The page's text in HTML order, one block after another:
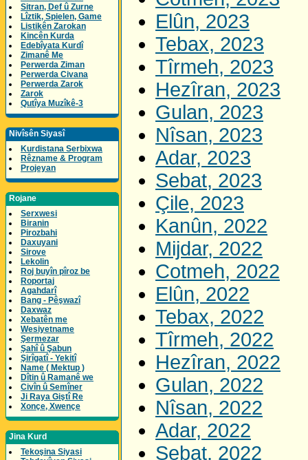
Sitran, Def û Zurne
Lîztik, Spielen, Game
Listikên Zarokan
Kincên Kurda
Edebîyata Kurdî
Zimanê Me
Perwerda Ziman
Perwerda Civana
Perwerda Zarok
Zarok
Qutîya Muzîkê-3
Nivîsên Siyasî
Kurdistana Serbixwa
Rêzname & Program
Projeyan
Rojane
Serxwesi
Biranin
Pirozbahi
Daxuyani
Sirove
Lekolin
Roj buyîn pîroz be
Roportaj
Agahdarî
Bang - Pêşwazî
Daxwaz
Xebatên me
Wesiyetname
Şermezar
Şahî û Şabun
Şirîgatî - Yekitî
Name ( Mektup )
Dîtin û Ramanê we
Civîn û Semîner
Ji Raya Giştî Re
Xonçe, Xwençe
Jina Kurd
Tekoşina Siyasi
Elûn, 2023
Tebax, 2023
Tîrmeh, 2023
Hezîran, 2023
Gulan, 2023
Nîsan, 2023
Adar, 2023
Sebat, 2023
Çile, 2023
Kanûn, 2022
Mijdar, 2022
Cotmeh, 2022
Elûn, 2022
Tebax, 2022
Tîrmeh, 2022
Hezîran, 2022
Gulan, 2022
Nîsan, 2022
Adar, 2022
Sebat, 2022